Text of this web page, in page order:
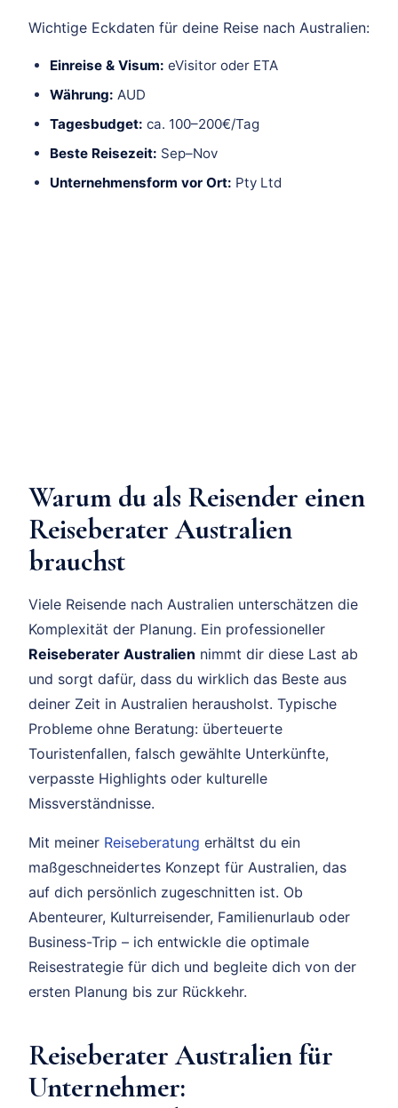
Wichtige Eckdaten für deine Reise nach Australien:
Einreise & Visum: eVisitor oder ETA
Währung: AUD
Tagesbudget: ca. 100–200€/Tag
Beste Reisezeit: Sep–Nov
Unternehmensform vor Ort: Pty Ltd
Warum du als Reisender einen
Reiseberater Australien
brauchst
Viele Reisende nach Australien unterschätzen die
Komplexität der Planung. Ein professioneller
Reiseberater Australien nimmt dir diese Last ab
und sorgt dafür, dass du wirklich das Beste aus
deiner Zeit in Australien herausholst. Typische
Probleme ohne Beratung: überteuerte
Touristenfallen, falsch gewählte Unterkünfte,
verpasste Highlights oder kulturelle
Missverständnisse.
Mit meiner Reiseberatung erhältst du ein
maßgeschneidertes Konzept für Australien, das
auf dich persönlich zugeschnitten ist. Ob
Abenteurer, Kulturreisender, Familienurlaub oder
Business-Trip – ich entwickle die optimale
Reisestrategie für dich und begleite dich von der
ersten Planung bis zur Rückkehr.
Reiseberater Australien für
Unternehmer: